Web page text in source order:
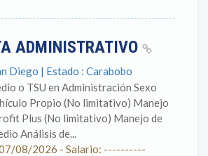
ADMINISTRATIVO
Diego | Estado : Carabobo
o TSU en Administración Sexo
Propio (No limitativo) Manejo
Plus (No limitativo) Manejo de
Análisis de...
08/2026 - Salario: ----------